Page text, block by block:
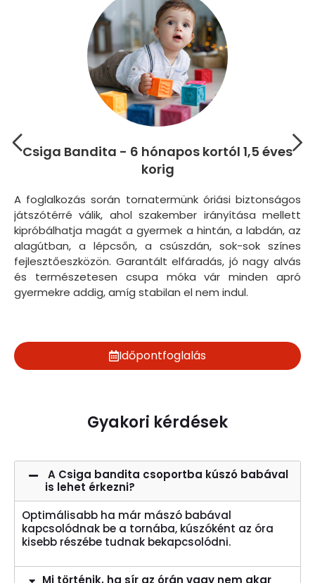
Csiga Bandita - 6 hónapos kortól 1,5 éves
korig
A foglalkozás során tornatermünk óriási biztonságos
játszótérré válik, ahol szakember irányítása mellett
kipróbálhatja magát a gyermek a hintán, a labdán, az
alagútban, a lépcsőn, a csúszdán, sok-sok színes
fejlesztőeszközön. Garantált elfáradás, jó nagy alvás
és természetesen csupa móka vár minden apró
gyermekre addig, amíg stabilan el nem indul.
Időpontfoglalás
Gyakori kérdések
A Csiga bandita csoportba kúszó babával
is lehet érkezni?
Optimálisabb ha már mászó babával
kapcsolódnak be a tornába, kúszóként az óra
kisebb részébe tudnak bekapcsolódni.
Mi történik, ha sír az órán vagy nem akar